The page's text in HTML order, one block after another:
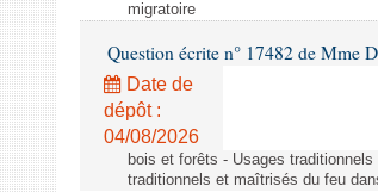
migratoire
Question écrite n° 17482 de Mme
Date de
dépôt :
04/08/2026
bois et forêts - Usages
traditionnels et maîtrisés du feu